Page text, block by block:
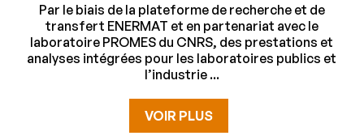
Par le biais de la plateforme de recherche et de
transfert ENERMAT et en partenariat avec le
laboratoire PROMES du CNRS, des prestations et
analyses intégrées pour les laboratoires publics et
l’industrie ...
VOIR PLUS